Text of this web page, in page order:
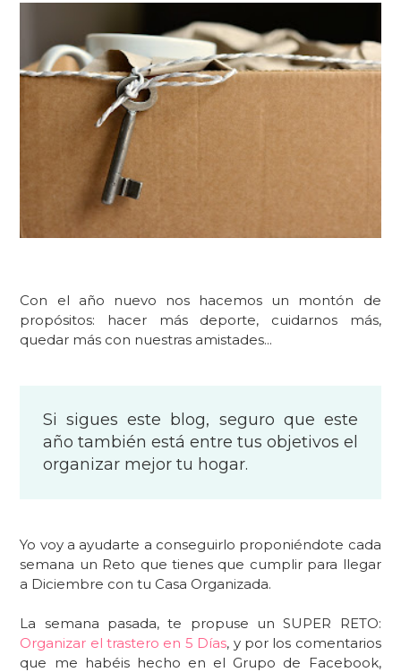
Con el año nuevo nos hacemos un montón de
propósitos: hacer más deporte, cuidarnos más,
quedar más con nuestras amistades...
Si sigues este blog, seguro que este
año también está entre tus objetivos el
organizar mejor tu hogar.
Yo voy a ayudarte a conseguirlo proponiéndote cada
semana un Reto que tienes que cumplir para llegar
a Diciembre con tu Casa Organizada.
La semana pasada, te propuse un SUPER RETO:
Organizar el trastero en 5 Días, y por los comentarios
que me habéis hecho en el Grupo de Facebook,